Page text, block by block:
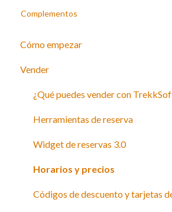
Complementos
Cómo empezar
Su inventario
Payyo
Configuración
Vender
¿Qué puedes vender con
Herramientas de reserva
Widget de reservas 3.0
Horarios y precios
Códigos de descuento y tarjetas